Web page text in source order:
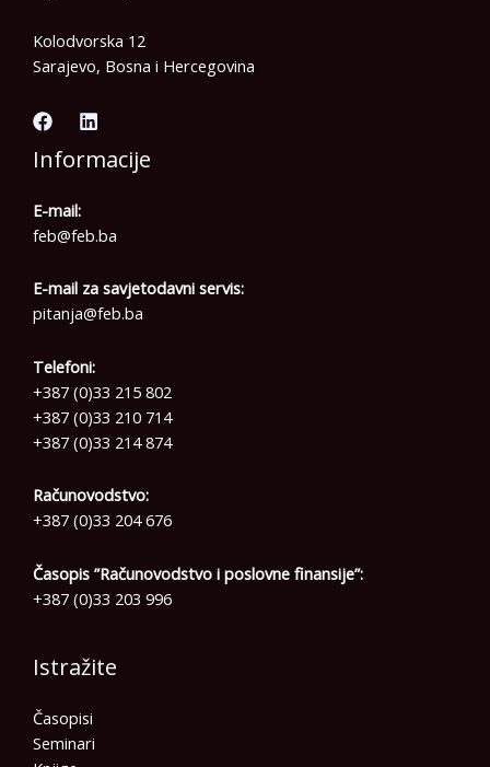
Kolodvorska 12
Sarajevo, Bosna i Hercegovina
Informacije
E-mail:
feb@feb.ba
E-mail za savjetodavni servis:
pitanja@feb.ba
Telefoni:
+387 (0)33 215 802
+387 (0)33 210 714
+387 (0)33 214 874
Računovodstvo:
+387 (0)33 204 676
Časopis ”Računovodstvo i poslovne finansije”:
+387 (0)33 203 996
Istražite
Časopisi
Seminari